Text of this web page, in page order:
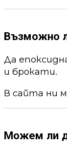
Възможно
Да
и брокати.
В сайта ни
Можем ли